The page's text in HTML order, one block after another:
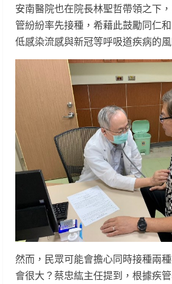
安南醫院也在院長林聖哲帶領之下
管紛紛率先接種，希藉此鼓勵同仁
低感染流感與新冠等呼吸道疾病的風
然而，民眾可能會擔心同時接種兩
會很大？蔡忠紘主任提到，根據疾